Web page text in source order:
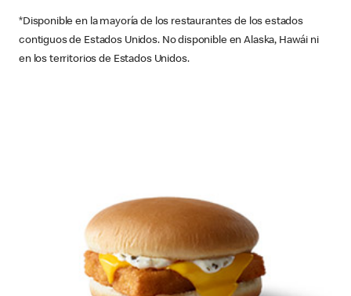
*Disponible en la mayoría de los restaurantes de los estados
contiguos de Estados Unidos. No disponible en Alaska, Hawái ni
en los territorios de Estados Unidos.